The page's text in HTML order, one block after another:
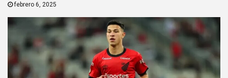
febrero 6, 2025